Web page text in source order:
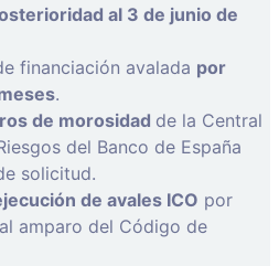
al 3 de junio de
financiación avalada por
.
de morosidad de la Central
del Banco de España
solicitud.
de avales ICO por
amparo del Código de